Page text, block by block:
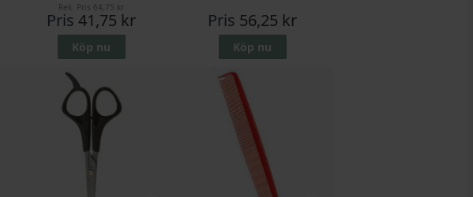
Rek. Pris 64,75 kr
Pris 41,75 kr
Köp nu
Pris 56,25 kr
Köp nu